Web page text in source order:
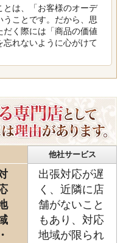
とは、「お客様のオーデ
うことです。だから、思
く際には「商品の価値
れないように心がけて
他社サービス
・
出張対応が遅
く、近隣に店
舗がないこと
もあり、対応
地域が限られ